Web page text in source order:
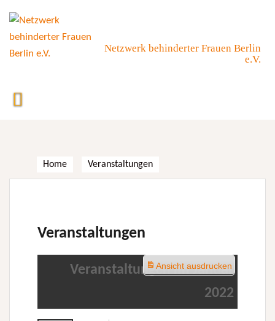
content
Netzwerk behinderter Frauen Berlin
e.V.
Home Veranstaltungen
Veranstaltungen
Veranstaltungen im Januar
2022
Ansichtausdrucken